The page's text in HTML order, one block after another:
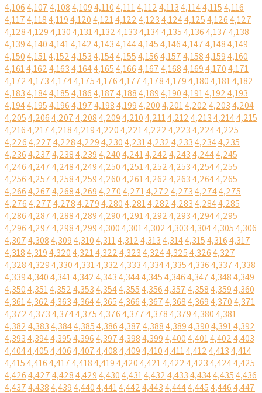
4,1064,1074,1084,1094,1104,1114,1124,1134,1144,1154,116
4,1174,1184,1194,1204,1214,1224,1234,1244,1254,1264,127
4,1284,1294,1304,1314,1324,1334,1344,1354,1364,1374,138
4,1394,1404,1414,1424,1434,1444,1454,1464,1474,1484,149
4,1504,1514,1524,1534,1544,1554,1564,1574,1584,1594,160
4,1614,1624,1634,1644,1654,1664,1674,1684,1694,1704,171
4,1724,1734,1744,1754,1764,1774,1784,1794,1804,1814,182
4,1834,1844,1854,1864,1874,1884,1894,1904,1914,1924,193
4,1944,1954,1964,1974,1984,1994,2004,2014,2024,2034,204
4,2054,2064,2074,2084,2094,2104,2114,2124,2134,2144,215
4,2164,2174,2184,2194,2204,2214,2224,2234,2244,225
4,2264,2274,2284,2294,2304,2314,2324,2334,2344,235
4,2364,2374,2384,2394,2404,2414,2424,2434,2444,245
4,2464,2474,2484,2494,2504,2514,2524,2534,2544,255
4,2564,2574,2584,2594,2604,2614,2624,2634,2644,265
4,2664,2674,2684,2694,2704,2714,2724,2734,2744,275
4,2764,2774,2784,2794,2804,2814,2824,2834,2844,285
4,2864,2874,2884,2894,2904,2914,2924,2934,2944,295
4,2964,2974,2984,2994,3004,3014,3024,3034,3044,3054,306
4,3074,3084,3094,3104,3114,3124,3134,3144,3154,3164,317
4,3184,3194,3204,3214,3224,3234,3244,3254,3264,327
4,3284,3294,3304,3314,3324,3334,3344,3354,3364,3374,338
4,3394,3404,3414,3424,3434,3444,3454,3464,3474,3484,349
4,3504,3514,3524,3534,3544,3554,3564,3574,3584,3594,360
4,3614,3624,3634,3644,3654,3664,3674,3684,3694,3704,371
4,3724,3734,3744,3754,3764,3774,3784,3794,3804,381
4,3824,3834,3844,3854,3864,3874,3884,3894,3904,3914,392
4,3934,3944,3954,3964,3974,3984,3994,4004,4014,4024,403
4,4044,4054,4064,4074,4084,4094,4104,4114,4124,4134,414
4,4154,4164,4174,4184,4194,4204,4214,4224,4234,4244,425
4,4264,4274,4284,4294,4304,4314,4324,4334,4344,4354,436
4,4374,4384,4394,4404,4414,4424,4434,4444,4454,4464,447